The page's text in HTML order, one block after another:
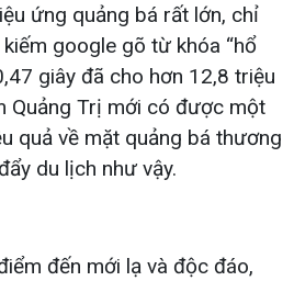
ứng quảng bá rất lớn, chỉ
google gõ từ khóa “hổ
giây đã cho hơn 12,8 triệu
Quảng Trị mới có được một
quả về mặt quảng bá thương
du lịch như vậy.
đến mới lạ và độc đáo,